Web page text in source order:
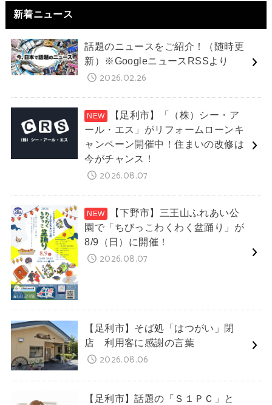
新着ニュース
話題のニュースをご紹介！（随時更
新）※GoogleニュースRSSより
2026.02.26
【足利市】「（株）シー・ア
ール・エス」がリフォームローンキ
ャンペーン開催中！住まいの改修は
今がチャンス！
2026.08.07
【下野市】三王山ふれあい公
園で「ちびっこわくわく盆踊り」が
8/9（日）に開催！
2026.08.07
【足利市】そば処「はつがい」閉
店 利用客に感謝の言葉
2026.08.06
【足利市】話題の「Ｓ１ＰＣ」と